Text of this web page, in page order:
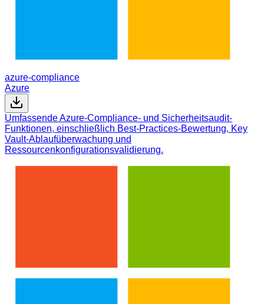
azure-compliance
Azure
Umfassende Azure-Compliance- und Sicherheitsaudit-
Funktionen, einschließlich Best-Practices-Bewertung, Key
Vault-Ablaufüberwachung und
Ressourcenkonfigurationsvalidierung.